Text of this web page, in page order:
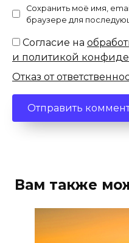
Сохранить моё имя,
браузере для
Согласие на
и политикой
Отказ от
Вам также